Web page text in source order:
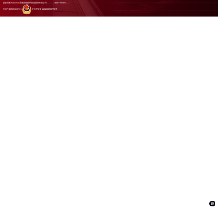
版权所有2016-2025 星耀国际数码集团股份有限公司，，，，保留一切权利。。
京ICP备05051615号-1 京公网安备 11010802037792号